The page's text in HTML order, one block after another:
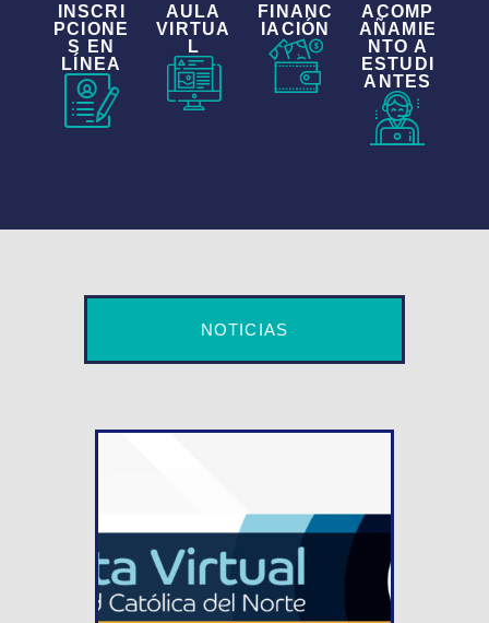
INSCRI
PCIONE
S EN
LÍNEA
AULA
VIRTUA
L
FINANC
IACIÓN
ACOMP
AÑAMIE
NTO A
ESTUDI
ANTES
NOTICIAS